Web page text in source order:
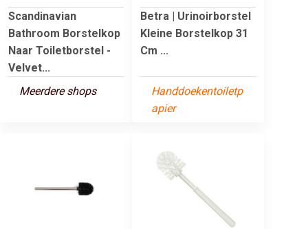
Scandinavian
Bathroom Borstelkop
Naar Toiletborstel -
Velvet...
Meerdere shops
Betra | Urinoirborstel
Kleine Borstelkop 31
Cm ...
Handdoekentoiletp
apier